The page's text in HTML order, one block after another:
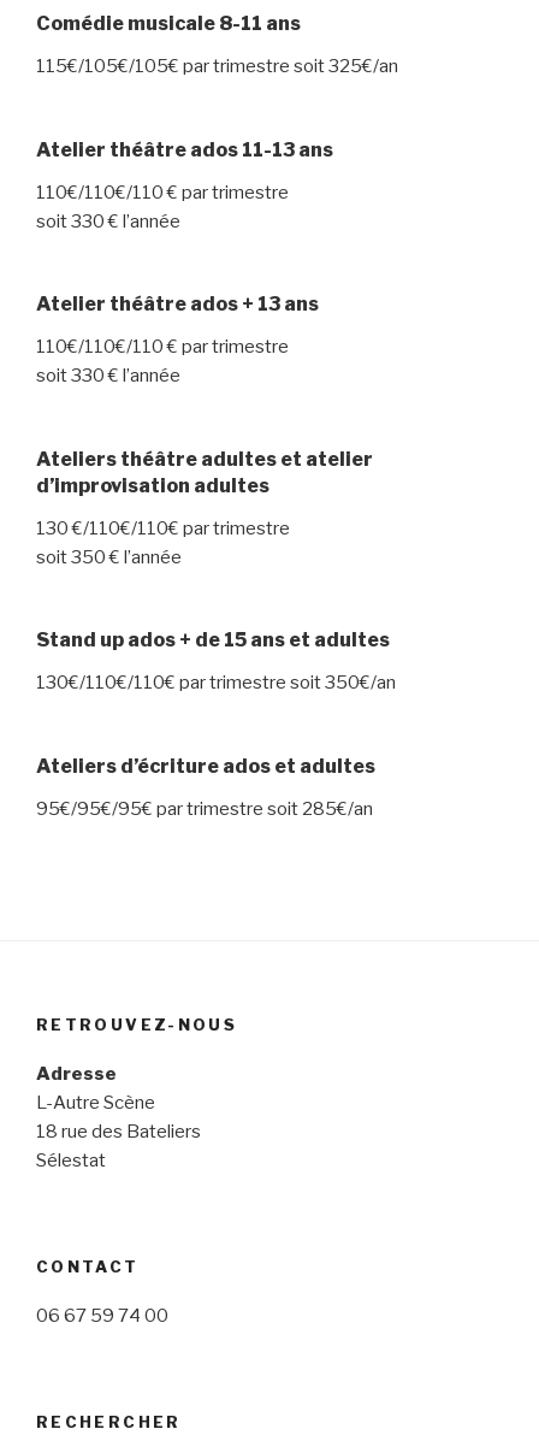
Comédie musicale 8-11 ans
115€/105€/105€ par trimestre soit 325€/an
Atelier théâtre ados 11-13 ans
110€/110€/110 € par trimestre
soit 330 € l’année
Atelier théâtre ados + 13 ans
110€/110€/110 € par trimestre
soit 330 € l’année
Ateliers théâtre adultes et atelier
d’improvisation adultes
130 €/110€/110€ par trimestre
soit 350 € l’année
Stand up ados + de 15 ans et adultes
130€/110€/110€ par trimestre soit 350€/an
Ateliers d’écriture ados et adultes
95€/95€/95€ par trimestre soit 285€/an
RETROUVEZ-NOUS
Adresse
L-Autre Scène
18 rue des Bateliers
Sélestat
CONTACT
06 67 59 74 00
RECHERCHER